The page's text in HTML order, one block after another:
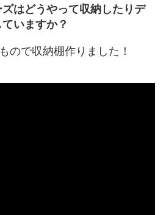
はどうやって収納したりデ
いますか？
ので収納棚作りました！